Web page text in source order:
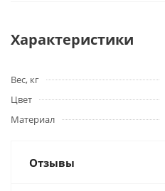
Характеристики
Вес, кг
Цвет
Материал
Отзывы